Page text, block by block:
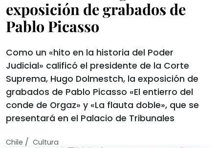
exposición de grabados de
Pablo Picasso
Como un «hito en la historia del Poder
Judicial» calificó el presidente de la Corte
Suprema, Hugo Dolmestch, la exposición de
grabados de Pablo Picasso «El entierro del
conde de Orgaz» y «La flauta doble», que se
presentará en el Palacio de Tribunales
Chile / Cultura